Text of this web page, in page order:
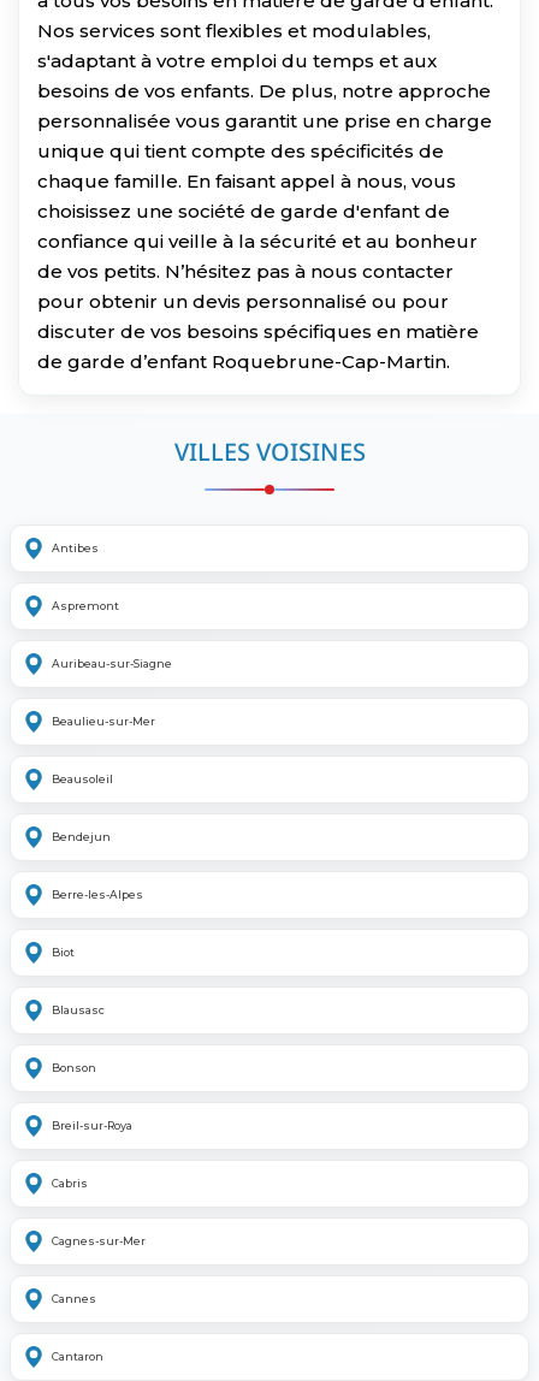
Nos services sont flexibles et modulables,
s'adaptant à votre emploi du temps et aux
besoins de vos enfants. De plus, notre approche
personnalisée vous garantit une prise en charge
unique qui tient compte des spécificités de
chaque famille. En faisant appel à nous, vous
choisissez une société de garde d'enfant de
confiance qui veille à la sécurité et au bonheur
de vos petits. N’hésitez pas à nous contacter
pour obtenir un devis personnalisé ou pour
discuter de vos besoins spécifiques en matière
de garde d’enfant Roquebrune-Cap-Martin.
VILLES VOISINES
Antibes
Aspremont
Auribeau-sur-Siagne
Beaulieu-sur-Mer
Beausoleil
Bendejun
Berre-les-Alpes
Biot
Blausasc
Bonson
Breil-sur-Roya
Cabris
Cagnes-sur-Mer
Cannes
Cantaron